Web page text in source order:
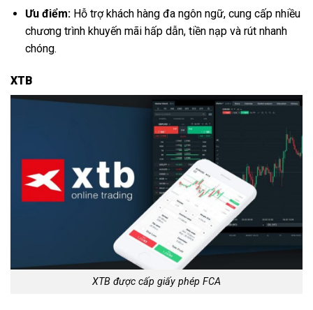
Ưu điểm:Hỗ trợ khách hàng đa ngôn ngữ, cung cấp nhiều
chương trình khuyến mãi hấp dẫn, tiền nạp và rút nhanh
chóng.
XTB
XTB được cấp giấy phép FCA